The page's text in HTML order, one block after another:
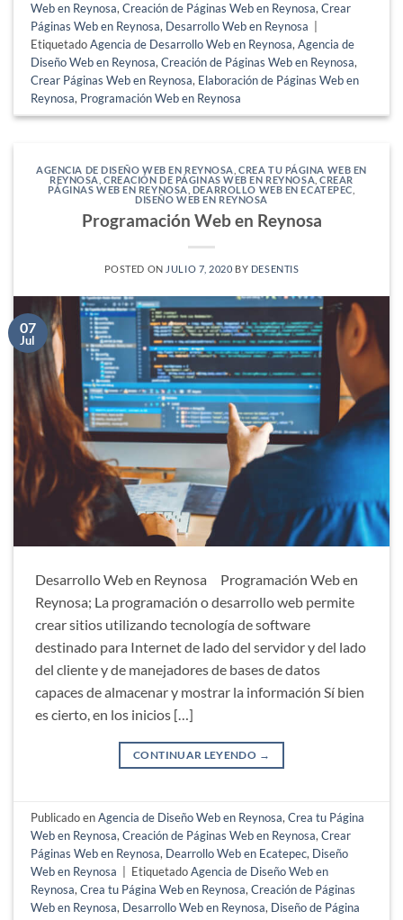
Web en Reynosa,Creación de Páginas Web en Reynosa,Crear
Páginas Web en Reynosa, Desarrollo Web en Reynosa
EtiquetadoAgencia de Desarrollo Web en Reynosa,Agencia de
Diseño Web en Reynosa,Creación de Páginas Web en Reynosa,
Crear Páginas Web en Reynosa, Elaboración de Páginas Web en
Reynosa, Programación Web en Reynosa
AGENCIA DE DISEÑO WEB EN REYNOSA ,CREA TU PÁGINA WEB EN
REYNOSA ,CREACIÓN DE PÁGINAS WEB EN REYNOSA ,CREAR
PÁGINAS WEB EN REYNOSA DEARROLLO WEB EN ECATEPEC
DISEÑO WEB EN REYNOSA
Programación Web en Reynosa
POSTED ON JULIO 7, 2020 BY DESENTIS
07
Jul
Desarrollo Web en Reynosa Programación Web en
Reynosa; La programación o desarrollo web permite
crear sitios utilizando tecnología de software
destinado para Internet de lado del servidor y del lado
del cliente y de manejadores de bases de datos
capaces de almacenar y mostrar la información Sí bien
es cierto, en los inicios […]
CONTINUAR LEYENDO →
Publicado enAgencia de Diseño Web en Reynosa,Crea tu Página
Web en Reynosa,Creación de Páginas Web en Reynosa,Crear
Páginas Web en Reynosa, Dearrollo Web en Ecatepec, Diseño
Web en Reynosa | EtiquetadoAgencia de Diseño Web en
Reynosa,Crea tu Página Web en Reynosa,Creación de Páginas
Web en Reynosa, Desarrollo Web en Reynosa, Diseño de Página